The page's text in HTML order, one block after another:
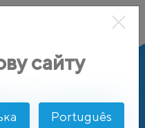
Barablu Mobile
сайту
Português